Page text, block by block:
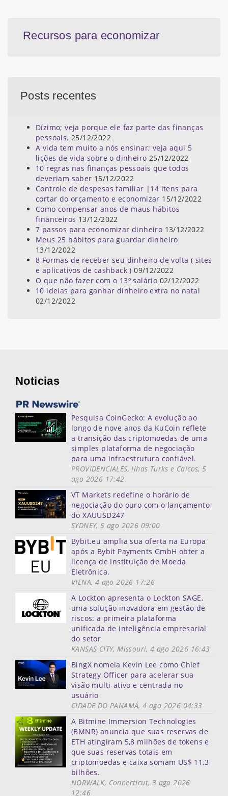
Recursos para economizar
Posts recentes
Dízimo; veja porque ele faz parte das finanças
pessoais. 25/12/2022
A vida tem muito a nós ensinar; veja aqui 5
lições de vida sobre o dinheiro 25/12/2022
10 regras nas finanças pessoais que todos
deveriam saber 15/12/2022
Controle de despesas familiar |14 itens para
cortar do orçamento e economizar 15/12/2022
Como compensar anos de maus hábitos
financeiros 13/12/2022
7 passos para economizar dinheiro 13/12/2022
Meus 25 hábitos para guardar dinheiro
13/12/2022
8 Formas de receber seu dinheiro de volta ( sites
e aplicativos de cashback ) 09/12/2022
O que não fazer com o 13º salário 02/12/2022
10 ideias para ganhar dinheiro extra no natal
02/12/2022
Noticias
Pesquisa CoinGecko: A evolução ao
longo de nove anos da KuCoin reflete
a transição das criptomoedas de uma
simples plataforma de negociação
para uma infraestrutura confiável.
PROVIDENCIALES, Ilhas Turks e Caicos, 5
ago 2026 17:42
VT Markets redefine o horário de
negociação do ouro com o lançamento
do XAUUSD247
SYDNEY, 5 ago 2026 09:00
Bybit.eu amplia sua oferta na Europa
após a Bybit Payments GmbH obter a
licença de Instituição de Moeda
Eletrônica.
VIENA, 4 ago 2026 17:26
A Lockton apresenta o Lockton SAGE,
uma solução inovadora em gestão de
riscos: a primeira plataforma
unificada de inteligência empresarial
do setor
KANSAS CITY, Missouri, 4 ago 2026 16:43
BingX nomeia Kevin Lee como Chief
Strategy Officer para acelerar sua
visão multi-ativo e centrada no
usuário
CIDADE DO PANAMÁ, 4 ago 2026 04:33
A Bitmine Immersion Technologies
(BMNR) anuncia que suas reservas de
ETH atingiram 5,8 milhões de tokens e
que suas reservas totais em
criptomoedas e caixa somam US$ 11,3
bilhões.
NORWALK, Connecticut, 3 ago 2026
12:46